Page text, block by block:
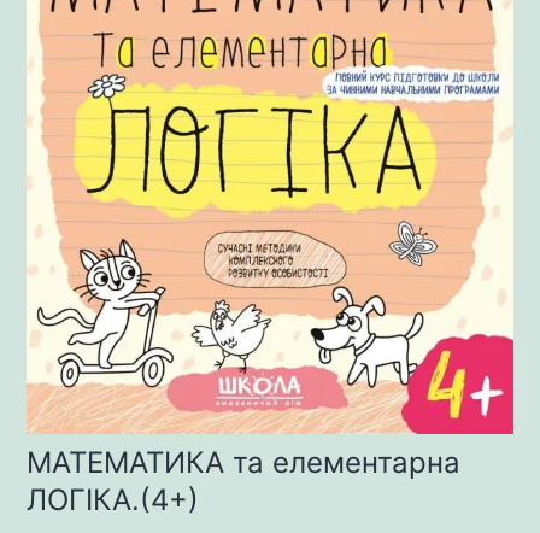
МАТЕМАТИКА та елементарна
ЛОГІКА.(4+)